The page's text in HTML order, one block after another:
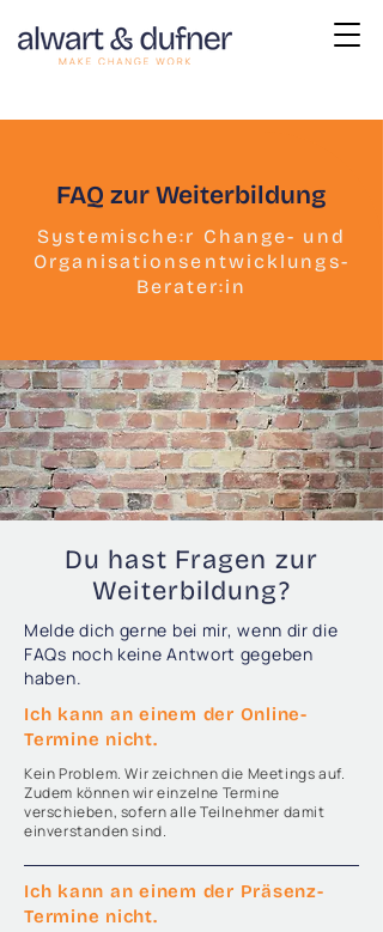
FAQ zur Weiterbildung
Systemische:r Change- und
Organisationsentwicklungs-
Berater:in
Du hast Fragen zur
Weiterbildung?
Melde dich gerne bei mir, wenn dir die
FAQs noch keine Antwort gegeben
haben.
Ich kann an einem der Online-
Termine nicht.
Kein Problem. Wir zeichnen die Meetings auf.
Zudem können wir einzelne Termine
verschieben, sofern alle Teilnehmer damit
einverstanden sind.
Ich kann an einem der Präsenz-
Termine nicht.